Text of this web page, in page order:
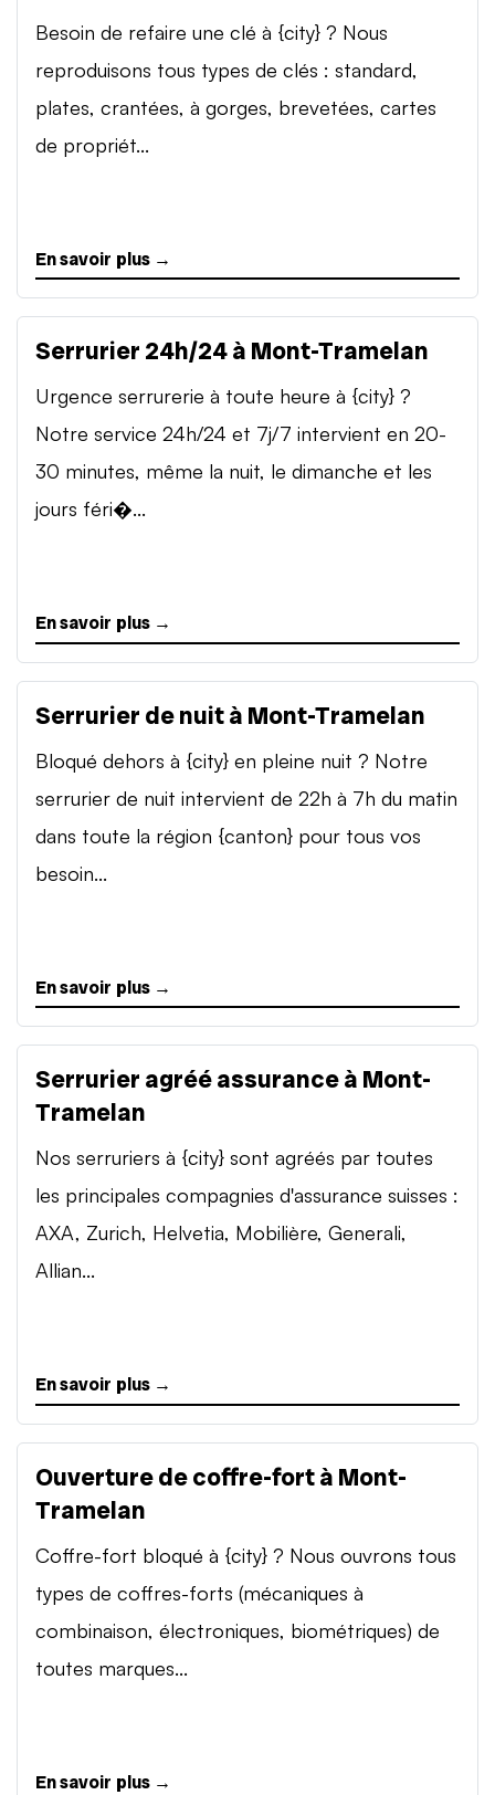
Besoin de refaire une clé à {city} ? Nous
reproduisons tous types de clés : standard,
plates, crantées, à gorges, brevetées, cartes
de propriét...
En savoir plus →
Serrurier 24h/24 à Mont-Tramelan
Urgence serrurerie à toute heure à {city} ?
Notre service 24h/24 et 7j/7 intervient en 20-
30 minutes, même la nuit, le dimanche et les
jours féri�...
En savoir plus →
Serrurier de nuit à Mont-Tramelan
Bloqué dehors à {city} en pleine nuit ? Notre
serrurier de nuit intervient de 22h à 7h du matin
dans toute la région {canton} pour tous vos
besoin...
En savoir plus →
Serrurier agréé assurance à Mont-
Tramelan
Nos serruriers à {city} sont agréés par toutes
les principales compagnies d'assurance suisses :
AXA, Zurich, Helvetia, Mobilière, Generali,
Allian...
En savoir plus →
Ouverture de coffre-fort à Mont-
Tramelan
Coffre-fort bloqué à {city} ? Nous ouvrons tous
types de coffres-forts (mécaniques à
combinaison, électroniques, biométriques) de
toutes marques...
En savoir plus →